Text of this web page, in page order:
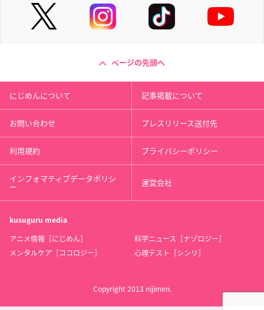
ページの先頭へ
にじめんについて 記事掲載について
お問い合わせ プレスリリース送付先
利用規約 プライバシーポリシー
インフォマティブデータポリシ
ー 運営会社
kusuguru media
アニメ情報［にじめん］
科学ニュース［ナゾロジー］
メンタルケア［ココロジー］
心理テスト［シンリ］
Copyright 2013 nijimen.